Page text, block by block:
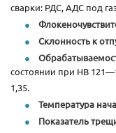
сварки: РДС, АДС под
Склонность к
состоянии при HB
1,35.
Температура
Показатель